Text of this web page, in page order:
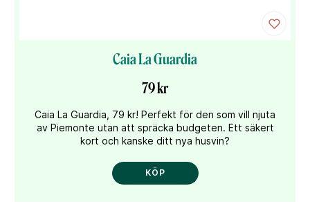
Caia La Guardia
79 kr
Caia La Guardia, 79 kr! Perfekt för den som vill njuta
av Piemonte utan att spräcka budgeten. Ett säkert
kort och kanske ditt nya husvin?
KÖP